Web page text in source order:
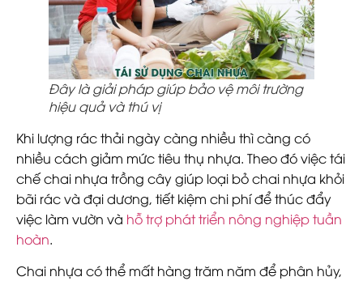
Đây là giải pháp giúp bảo vệ môi trường
hiệu quả và thú vị
Khi lượng rác thải ngày càng nhiều thì càng có
nhiều cách giảm mức tiêu thụ nhựa. Theo đó việc tái
chế chai nhựa trồng cây giúp loại bỏ chai nhựa khỏi
bãi rác và đại dương, tiết kiệm chi phí để thúc đẩy
việc làm vườn và hỗ trợ phát triển nông nghiệp tuần
hoàn.
Chai nhựa có thể mất hàng trăm năm để phân hủy,